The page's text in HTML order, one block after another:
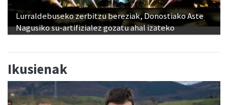
Lurraldebuseko zerbitzu bereziak, Donostiako Aste
Nagusiko su-artifizialez gozatu ahal izateko
Ikusienak